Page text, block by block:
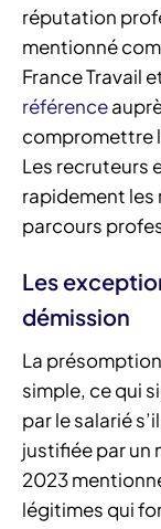
réputation
mentionné
France Travail
référence
compromettre
Les recruteurs
rapidement les
parcours
Les
démission
La
simple, ce qui
par le salarié
justifiée par un
2023
légitimes qui